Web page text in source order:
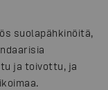
suolapähkinöitä,
ja toivottu, ja